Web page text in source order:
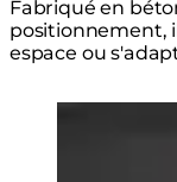
Fabriqué en
positionnement,
espace ou